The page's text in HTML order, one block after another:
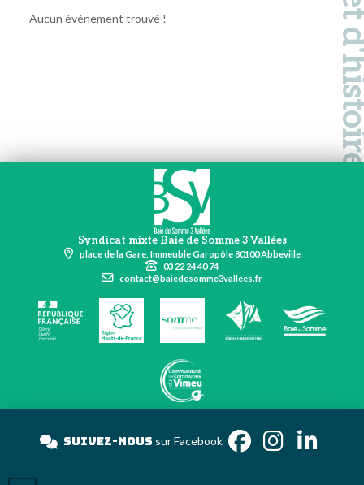
Aucun événement trouvé !
Syndicat mixte Baie de Somme 3 Vallées
place de la Gare, Immeuble Garopôle 80100 Abbeville
03 22 24 40 74
contact@baiedesomme3vallees.fr
Suivez-nous sur Facebook